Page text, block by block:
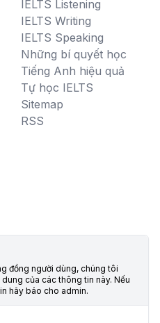
IELTS Listening
IELTS Writing
IELTS Speaking
Những bí quyết học
Tiếng Anh hiệu quả
Tự học IELTS
Sitemap
RSS
đồng người dùng, chúng tôi
của các thông tin này. Nếu
hãy báo cho admin.